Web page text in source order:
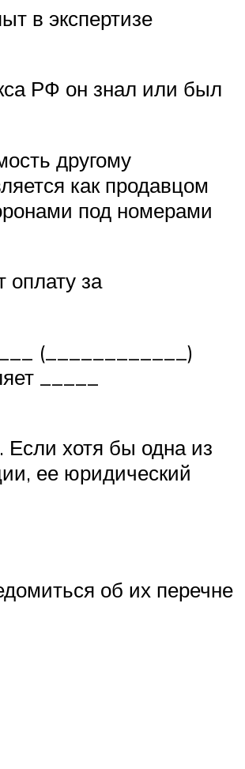
в экспертизе
РФ он знал или был
другому
как продавцом
под номерами
оплату за
(____________)
_____
хотя бы одна из
ее юридический
об их перечне